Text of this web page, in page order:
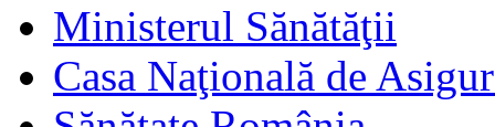
Ministerul Sănătăţii
Casa Naţională de